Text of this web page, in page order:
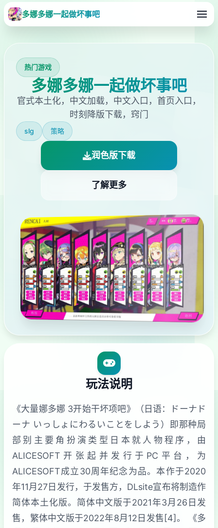
多娜多娜一起做坏事吧
热门游戏
多娜多娜一起做坏事吧
官式本土化，中文加载，中文入口，首页入口，
时刻降版下载，窍门
slg 策略
润色版下载
了解更多
玩法说明
《大量娜多娜 3开始干坏项吧》（日语：ドーナド
ーナ いっしょにわるいことをしよう）即那种局
部别主要角扮演类型日本就人物程序，由
ALICESOFT开张起并发行于PC平台，为
ALICESOFT成立30周年纪念为品。本作于2020
年11月27日发行，于发售方，DLsite宣布将制造作
简体本土化版。简体中文版于2021年3月26日发
售，繁体中文版于2022年8月12日发售[4]。 《多